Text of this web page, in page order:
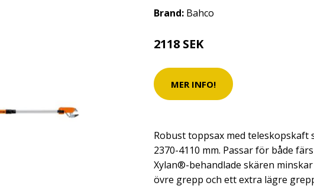
Brand: Bahco
2118 SEK
MER INFO!
Robust toppsax med teleskopskaft
2370-4110 mm. Passar för både
Xylan®-behandlade skären
övre grepp och ett extra lägre